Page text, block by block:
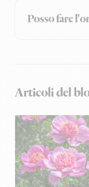
Posso fare
Articoli del